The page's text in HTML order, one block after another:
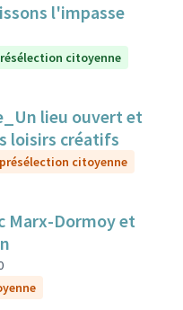
l'impasse
citoyenne
lieu ouvert et
loisirs créatifs
citoyenne
Marx-Dormoy et